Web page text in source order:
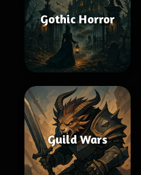
Gothic Horror
Guild Wars